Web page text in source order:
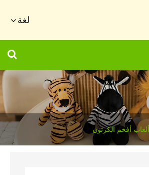
لغة
ألعاب أفخم الكرتون